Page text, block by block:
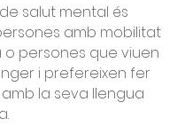
salut mental és
amb mobilitat
o persones que viuen
i prefereixen fer
la seva llengua